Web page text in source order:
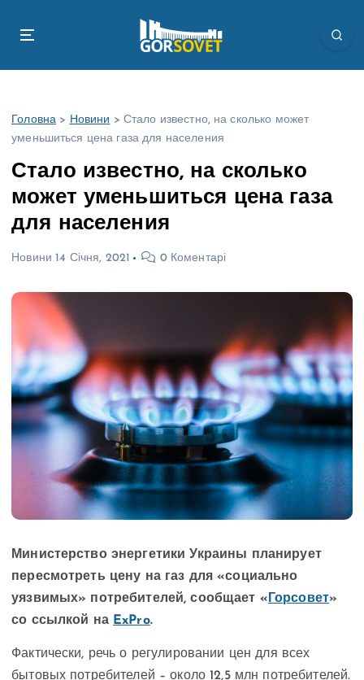
Головна > Новини > Стало известно, на сколько может
уменьшиться цена газа для населения
Стало известно, на сколько
может уменьшиться цена газа
для населения
Новини 14 Січня, 2021 0 Коментарі
Министерство энергетики Украины планирует
пересмотреть цену на газ для «социально
уязвимых» потребителей, сообщает « Горсовет»
со ссылкой на ExPro.
Фактически, речь о регулировании цен для всех
бытовых потребителей – около 12,5 млн потребителей.